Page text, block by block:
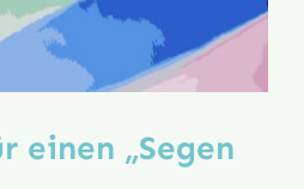
einen „Segen